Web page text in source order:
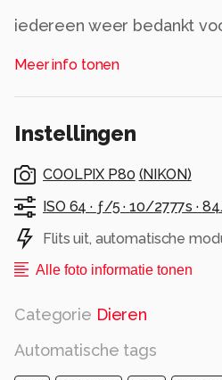
iedereen weer bedankt
Meer info tonen
Instellingen
COOLPIX P80 (NIKON)
ISO 64 · ƒ/5 ·10/2777s ·
Flits uit, automatische
Alle foto informatie tonen
Categorie Dieren
Automatische tags